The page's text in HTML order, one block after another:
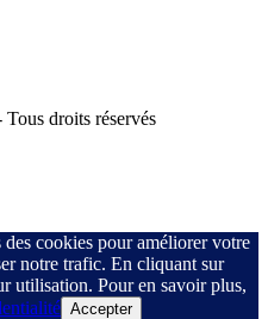
droits réservés
cookies pour améliorer votre
notre trafic. En cliquant sur
utilisation. Pour en savoir plus,
Accepter